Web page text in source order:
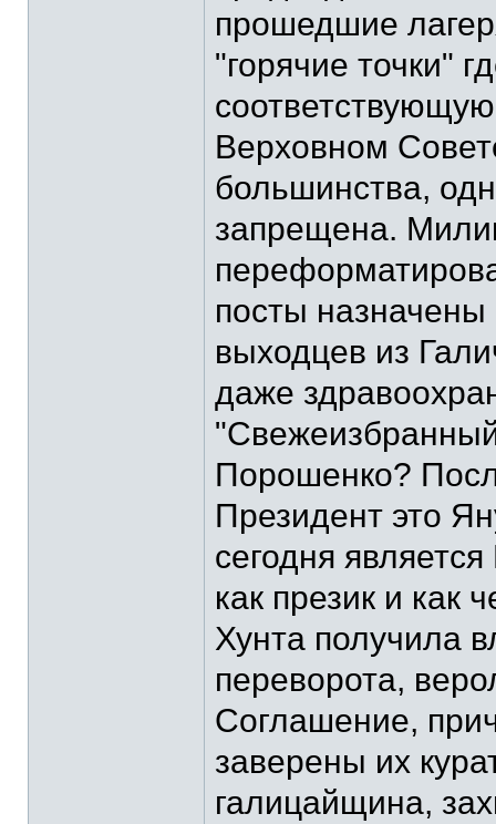
прошедшие
"горячие точки"
Верховном
большинства,
запрещена.
посты
выходцев из
даже
Порошенко?
Президент это
сегодня
как презик и как
Хунта получила
переворота,
Соглашение,
заверены их
галицайщина,